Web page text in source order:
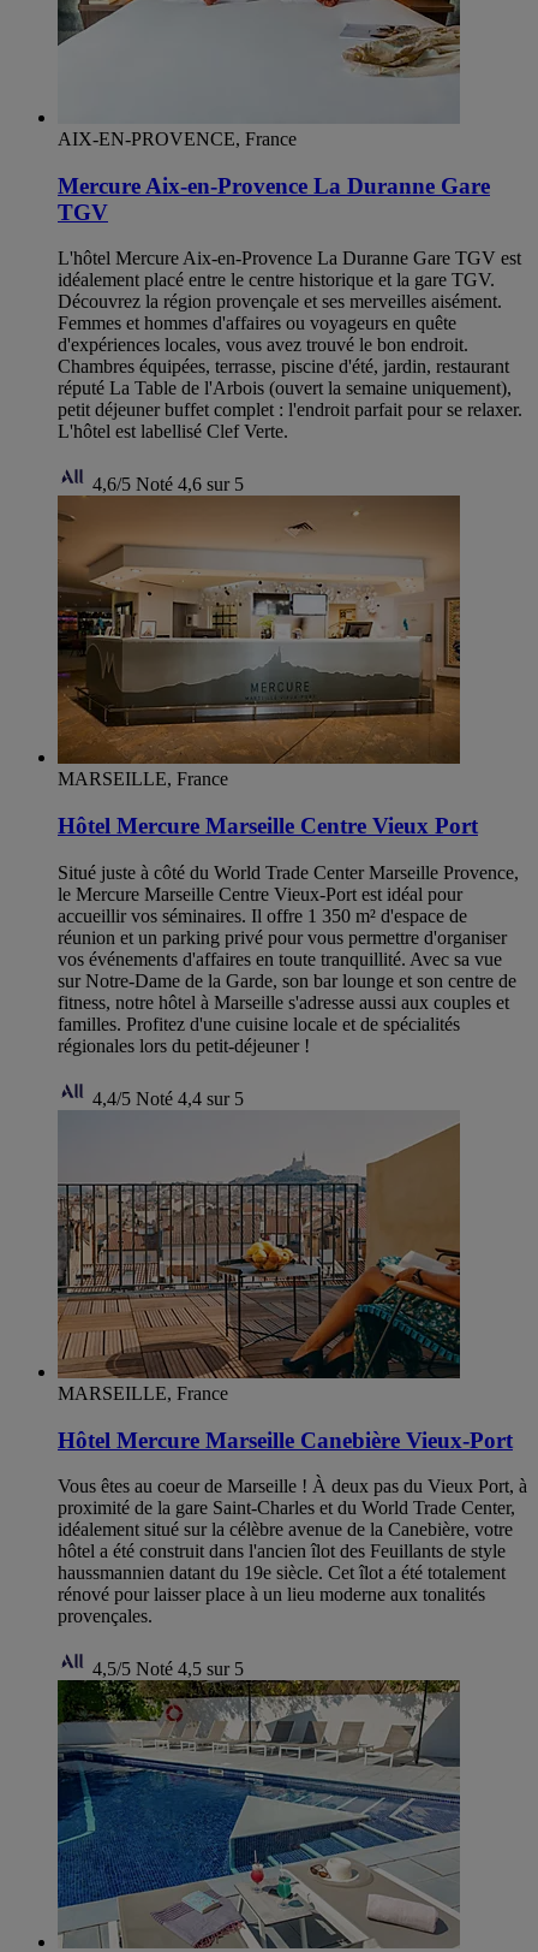
AIX-EN-PROVENCE, France
Mercure Aix-en-Provence La Duranne Gare
TGV
L'hôtel Mercure Aix-en-Provence La Duranne Gare TGV est
idéalement placé entre le centre historique et la gare TGV.
Découvrez la région provençale et ses merveilles aisément.
Femmes et hommes d'affaires ou voyageurs en quête
d'expériences locales, vous avez trouvé le bon endroit.
Chambres équipées, terrasse, piscine d'été, jardin, restaurant
réputé La Table de l'Arbois (ouvert la semaine uniquement),
petit déjeuner buffet complet : l'endroit parfait pour se relaxer.
L'hôtel est labellisé Clef Verte.
4,6/5 Noté 4,6 sur 5
MARSEILLE, France
Hôtel Mercure Marseille Centre Vieux Port
Situé juste à côté du World Trade Center Marseille Provence,
le Mercure Marseille Centre Vieux-Port est idéal pour
accueillir vos séminaires. Il offre 1 350 m² d'espace de
réunion et un parking privé pour vous permettre d'organiser
vos événements d'affaires en toute tranquillité. Avec sa vue
sur Notre-Dame de la Garde, son bar lounge et son centre de
fitness, notre hôtel à Marseille s'adresse aussi aux couples et
familles. Profitez d'une cuisine locale et de spécialités
régionales lors du petit-déjeuner !
4,4/5 Noté 4,4 sur 5
MARSEILLE, France
Hôtel Mercure Marseille Canebière Vieux-Port
Vous êtes au coeur de Marseille ! À deux pas du Vieux Port, à
proximité de la gare Saint-Charles et du World Trade Center,
idéalement situé sur la célèbre avenue de la Canebière, votre
hôtel a été construit dans l'ancien îlot des Feuillants de style
haussmannien datant du 19e siècle. Cet îlot a été totalement
rénové pour laisser place à un lieu moderne aux tonalités
provençales.
4,5/5 Noté 4,5 sur 5